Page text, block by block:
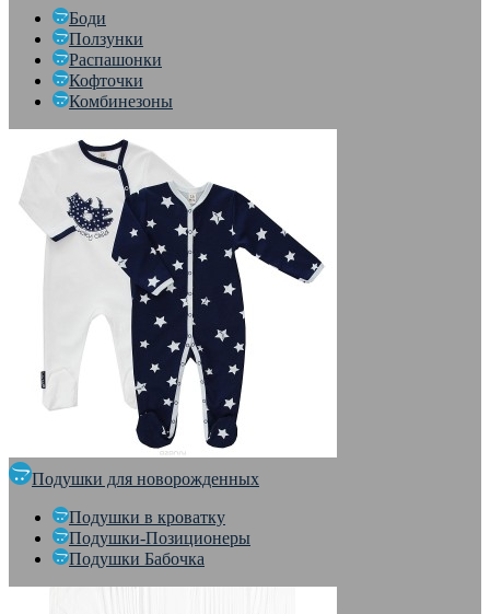
Боди
Ползунки
Распашонки
Кофточки
Комбинезоны
Подушки для новорожденных
Подушки в кроватку
Подушки-Позиционеры
Подушки Бабочка